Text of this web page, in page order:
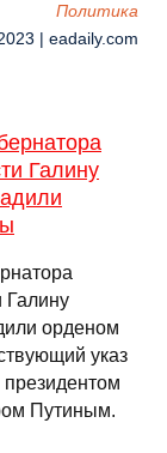
Политика
| eadaily.com
Галину
Галину
орденом
указ
Путиным.